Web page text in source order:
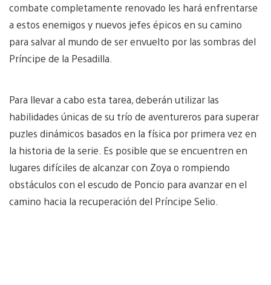
combate completamente renovado les hará enfrentarse
a estos enemigos y nuevos jefes épicos en su camino
para salvar al mundo de ser envuelto por las sombras del
Príncipe de la Pesadilla.
Para llevar a cabo esta tarea, deberán utilizar las
habilidades únicas de su trío de aventureros para superar
puzles dinámicos basados ​​en la física por primera vez en
la historia de la serie. Es posible que se encuentren en
lugares difíciles de alcanzar con Zoya o rompiendo
obstáculos con el escudo de Poncio para avanzar en el
camino hacia la recuperación del Príncipe Selio.